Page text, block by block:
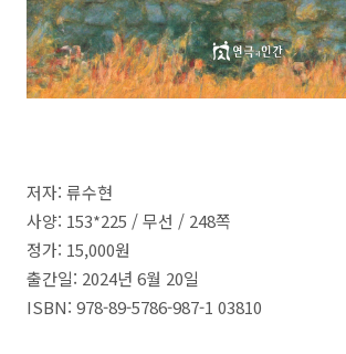
저자: 류수현
사양: 153*225 /무선 / 248쪽
정가: 15,000원
출간일: 2024년 6월 20일
ISBN: 978-89-5786-987-1 03810